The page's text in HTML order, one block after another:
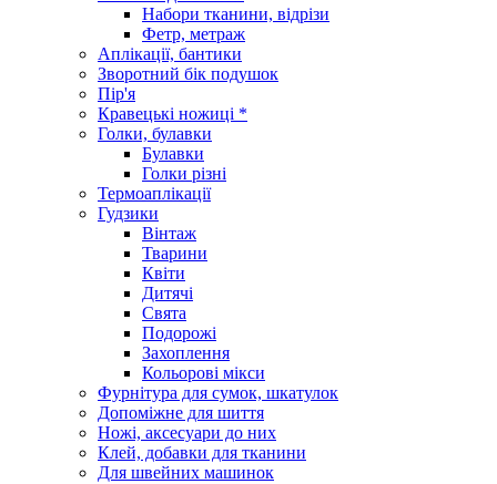
Набори тканини, відрізи
Фетр, метраж
Аплікації, бантики
Зворотний бік подушок
Пір'я
Кравецькі ножиці *
Голки, булавки
Булавки
Голки різні
Термоаплікації
Гудзики
Вінтаж
Тварини
Квіти
Дитячі
Свята
Подорожі
Захоплення
Кольорові мікси
Фурнітура для сумок, шкатулок
Допоміжне для шиття
Ножі, аксесуари до них
Клей, добавки для тканини
Для швейних машинок